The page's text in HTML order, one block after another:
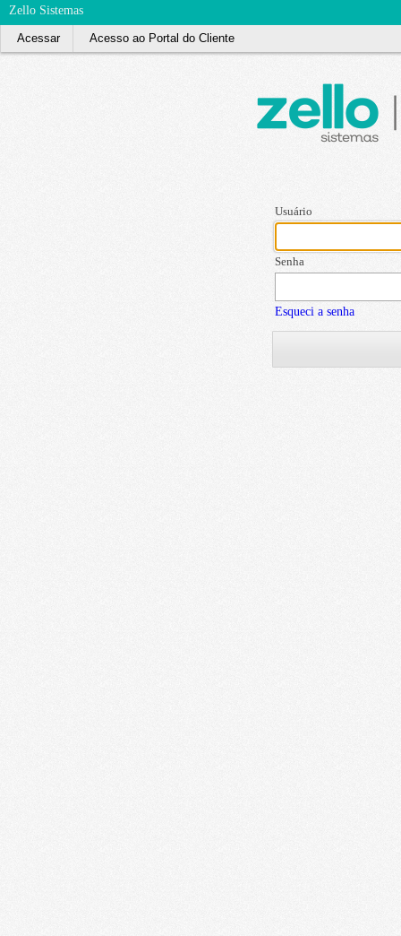
Zello Sistemas
Acessar Acesso ao Portal do Cliente
Usuário
Senha
Esqueci a senha